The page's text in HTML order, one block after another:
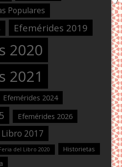
Populares
Efemérides 2019
2020
2021
Efemérides 2024
Efemérides 2026
2017
del Libro 2020
Historietas